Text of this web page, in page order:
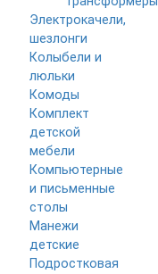
Электрокачели,
шезлонги
Колыбели и
люльки
Комоды
Комплект
детской
мебели
Компьютерные
и письменные
столы
Манежи
детские
Подростковая